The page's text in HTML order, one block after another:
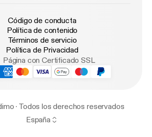
Código de conducta
Política de contenido
Términos de servicio
Política de Privacidad
Página con Certificado SSL
· Todos los derechos reservados
España